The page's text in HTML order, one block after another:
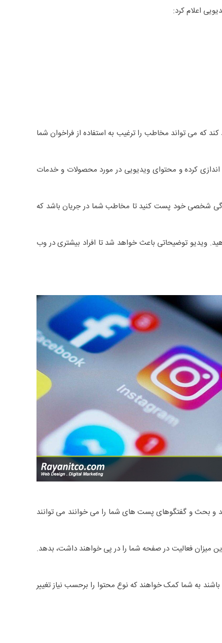
که می تواند مخاطب را ترغیب به استفاده از فراخوان شما
کرده و محتوای ویدیویی در مورد محصولات و خدمات
شخصی خود پست کنید تا مخاطب شما در جریان باشد که
ویدیو توضیحاتی باعث خواهد شد تا افراد بیشتری در وب
و بحث و گفتگوهای پست های شما را می خوانند می توانند
میزان فعالیت در صفحه شما را در پی خواهند داشت، بدهد.
به شما کمک خواهند که نوع محتوا را برحسب نیاز تغییر